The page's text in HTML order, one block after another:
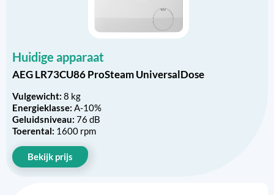
Huidige apparaat
AEG LR73CU86 ProSteam UniversalDose
Vulgewicht: 8 kg
Energieklasse: A-10%
Geluidsniveau: 76 dB
Toerental: 1600 rpm
Bekijk prijs